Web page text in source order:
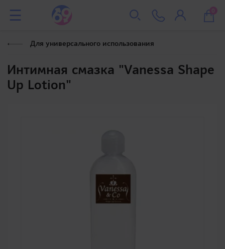
0
Для универсального использования
Интимная смазка "Vanessa Shape
Up Lotion"